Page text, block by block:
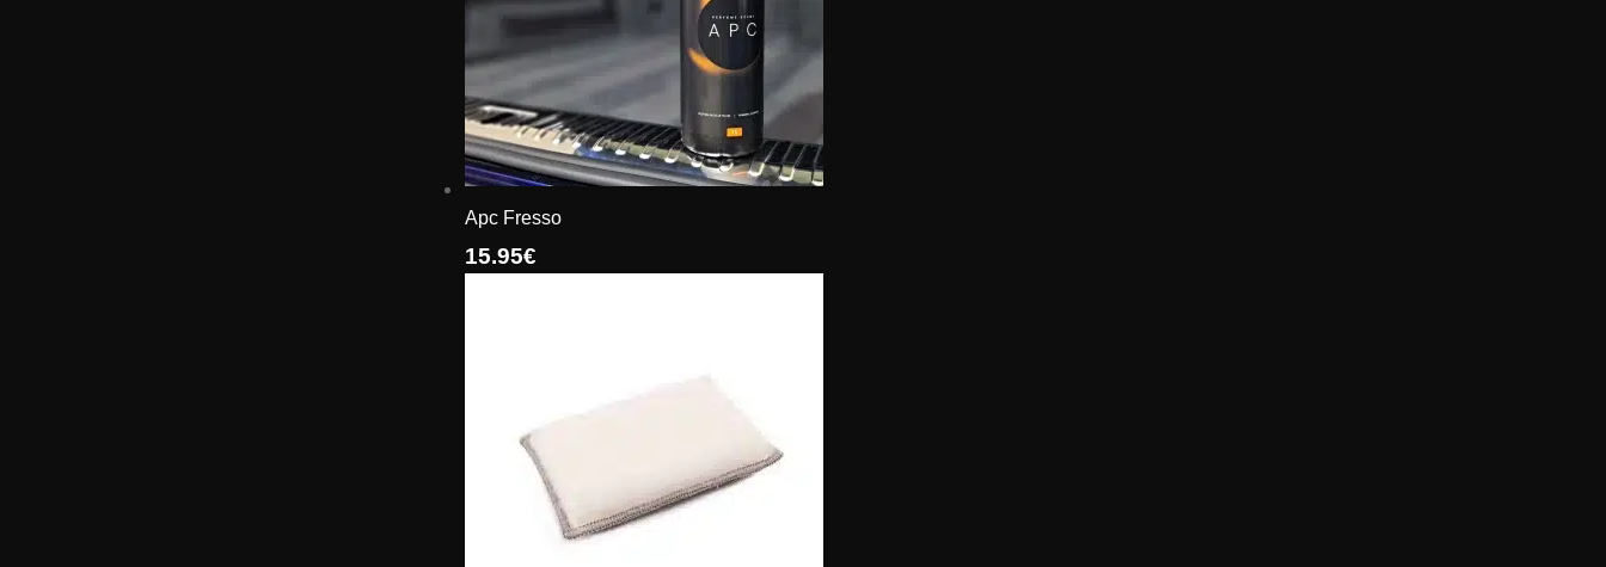
Apc Fresso
15.95€